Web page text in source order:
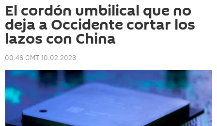
El cordón umbilical que no
deja a Occidente cortar los
lazos con China
00:46 GMT 10.02.2023